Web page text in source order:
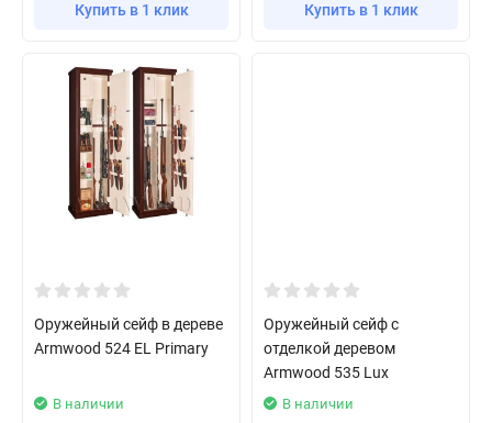
Купить в 1 клик Купить в 1 клик
Оружейный сейф в дереве
Armwood 524 EL Primary
В наличии
Оружейный сейф с
отделкой деревом
Armwood 535 Lux
В наличии